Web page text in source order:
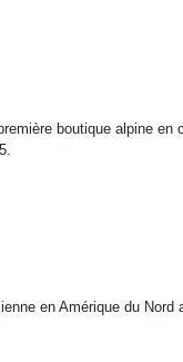
boutique alpine
en Amérique du Nord